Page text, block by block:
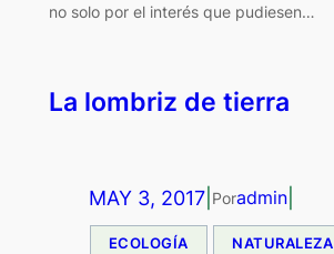
no solo por el interés que pudiesen…
La lombriz de tierra
MAY 3, 2017| Poradmin|
ECOLOGÍA NATURALEZA